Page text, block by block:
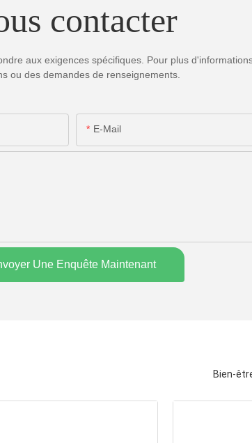
contacter
aux exigences spécifiques. Pour plus
ou des demandes de renseignements.
E-Mail
Une Enquête Maintenant
Bien-